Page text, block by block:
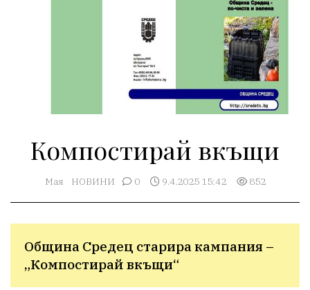
Компостирай вкъщи
Мая НОВИНИ 0 9.4.2025 15:42 852
Община Средец старира кампания –
„Компостирай вкъщи“